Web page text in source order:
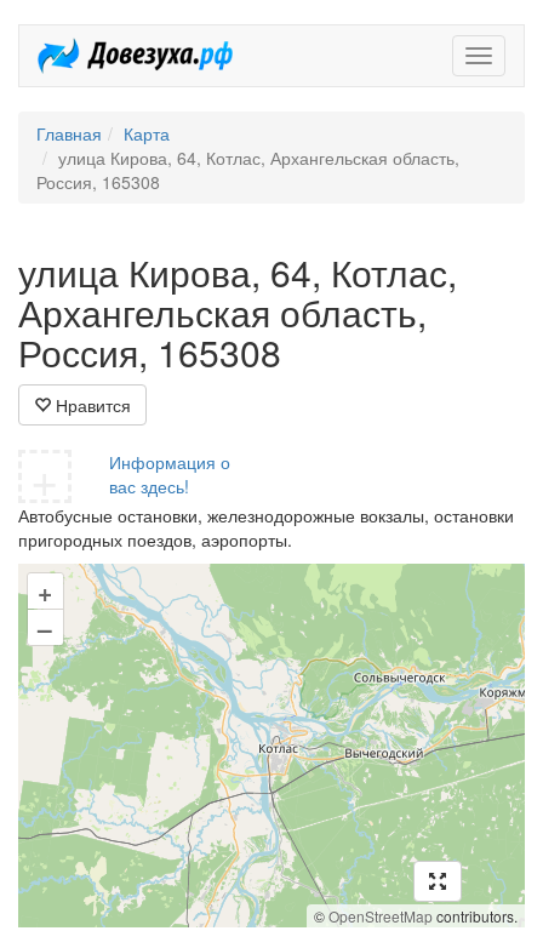
Главная
Карта
улица Кирова, 64, Котлас, Архангельская область,
Россия, 165308
улица Кирова, 64, Котлас,
Архангельская область,
Россия, 165308
Нравится
Информация о
вас здесь!
Автобусные остановки, железнодорожные вокзалы, остановки
пригородных поездов, аэропорты.
+
–
©OpenStreetMapcontributors.